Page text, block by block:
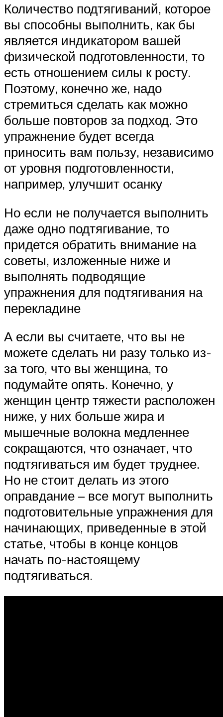
Количество подтягиваний, которое
вы способны выполнить, как бы
является индикатором вашей
физической подготовленности, то
есть отношением силы к росту.
Поэтому, конечно же, надо
стремиться сделать как можно
больше повторов за подход. Это
упражнение будет всегда
приносить вам пользу, независимо
от уровня подготовленности,
например, улучшит осанку
Но если не получается выполнить
даже одно подтягивание, то
придется обратить внимание на
советы, изложенные ниже и
выполнять подводящие
упражнения для подтягивания на
перекладине
А если вы считаете, что вы не
можете сделать ни разу только из-
за того, что вы женщина, то
подумайте опять. Конечно, у
женщин центр тяжести расположен
ниже, у них больше жира и
мышечные волокна медленнее
сокращаются, что означает, что
подтягиваться им будет труднее.
Но не стоит делать из этого
оправдание – все могут выполнить
подготовительные упражнения для
начинающих, приведенные в этой
статье, чтобы в конце концов
начать по-настоящему
подтягиваться.